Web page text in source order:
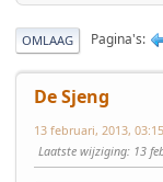
OMLAAG Pagina's
De Sjeng
13 februari, 2013,
Laatste wijziging: 13